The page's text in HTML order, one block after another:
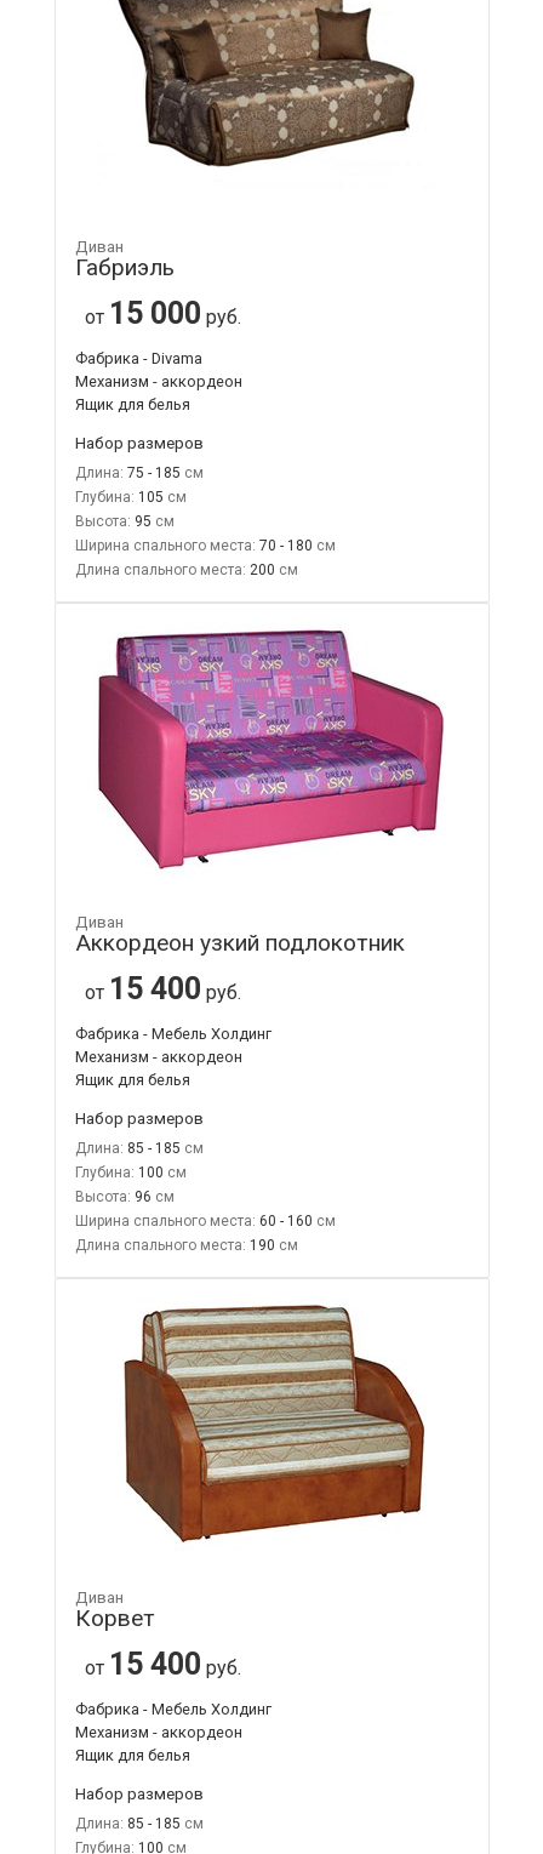
Диван
Габриэль
от 15 000 руб.
Фабрика - Divama
Механизм - аккордеон
Ящик для белья
Набор размеров
Длина: 75 - 185
Глубина: 105
Высота: 95
Ширина спального места: 70 - 180
Длина спального места: 200
Диван
Аккордеон узкий подлокотник
от 15 400 руб.
Фабрика - Мебель Холдинг
Механизм - аккордеон
Ящик для белья
Набор размеров
Длина: 85 - 185
Глубина: 100
Высота: 96
Ширина спального места: 60 - 160
Длина спального места: 190
Диван
Корвет
от 15 400 руб.
Фабрика - Мебель Холдинг
Механизм - аккордеон
Ящик для белья
Набор размеров
Длина: 85 - 185
Глубина: 100